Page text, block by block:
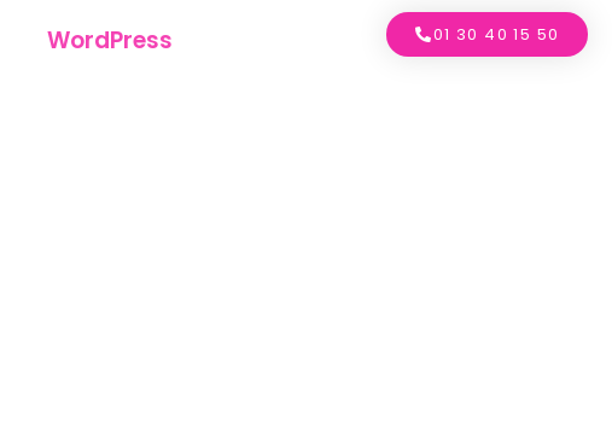
WordPress
01 30 40 15 50